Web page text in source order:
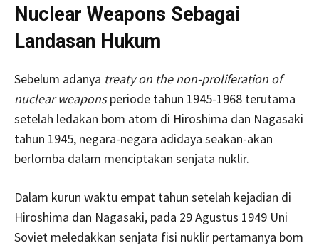
Nuclear Weapons Sebagai
Landasan Hukum
Sebelum adanya treaty on the non-proliferation of
nuclear weaponsperiode tahun 1945-1968 terutama
setelah ledakan bom atom di Hiroshima dan Nagasaki
tahun 1945, negara-negara adidaya seakan-akan
berlomba dalam menciptakan senjata nuklir.
Dalam kurun waktu empat tahun setelah kejadian di
Hiroshima dan Nagasaki, pada 29 Agustus 1949 Uni
Soviet meledakkan senjata fisi nuklir pertamanya bom